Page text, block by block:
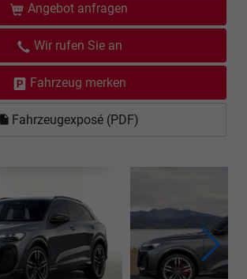
Angebot anfragen
Wir rufen Sie an
Fahrzeug merken
Fahrzeugexposé (PDF)